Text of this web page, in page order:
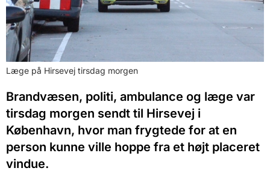
Læge på Hirsevej tirsdag morgen
Brandvæsen, politi, ambulance og læge var
tirsdag morgen sendt til Hirsevej i
København, hvor man frygtede for at en
person kunne ville hoppe fra et højt placeret
vindue.